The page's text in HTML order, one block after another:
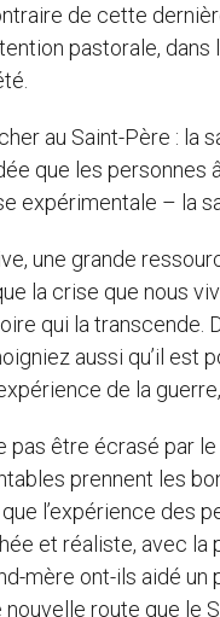
de cette
pastorale, dans
au Saint-Père : la
que les personnes
expérimentale – la
une grande
la crise que nous
qui la
aussi qu’il est
de la
pas être écrasé par
prennent les
l’expérience des
et réaliste, avec
mère ont-ils aidé
route que le